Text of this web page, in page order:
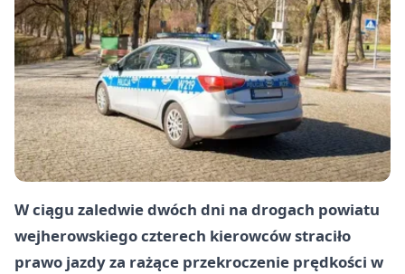
W ciągu zaledwie dwóch dni na drogach powiatu
wejherowskiego czterech kierowców straciło
prawo jazdy za rażące przekroczenie prędkości w